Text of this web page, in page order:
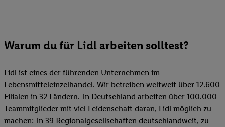
Warum du für Lidl arbeiten solltest?
Lidl ist eines der führenden Unternehmen im
Lebensmitteleinzelhandel. Wir betreiben weltweit über 12.600
Filialen in 32 Ländern. In Deutschland arbeiten über 100.000
Teammitglieder mit viel Leidenschaft daran, Lidl möglich zu
machen: In 39 Regionalgesellschaften deutschlandweit, zu